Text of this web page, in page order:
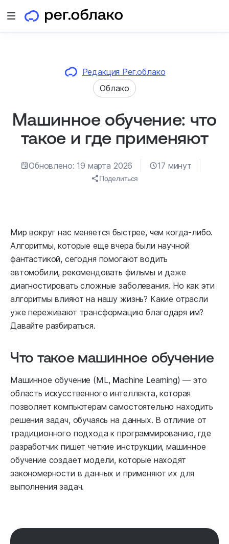
Открыть меню
Редакция Рег.облако
Облако
Машинное обучение: что
такое и где применяют
Обновлено: 19 марта 2026 17 минут
Поделиться
Мир вокруг нас меняется быстрее, чем когда-либо.
Алгоритмы, которые еще вчера были научной
фантастикой, сегодня помогают водить
автомобили, рекомендовать фильмы и даже
диагностировать сложные заболевания. Но как эти
алгоритмы влияют на нашу жизнь? Какие отрасли
уже переживают трансформацию благодаря им?
Давайте разбираться.
Что такое машинное обучение
Машинное обучение (ML, Machine Learning) — это
область искусственного интеллекта, которая
позволяет компьютерам самостоятельно находить
решения задач, обучаясь на данных. В отличие от
традиционного подхода к программированию, где
разработчик пишет четкие инструкции, машинное
обучение создает модели, которые находят
закономерности в данных и применяют их для
выполнения задач.